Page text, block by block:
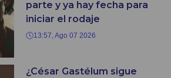
parte y ya hay fecha para
iniciar el rodaje
13:57, Ago 07 2026
¿César Gastélum sigue